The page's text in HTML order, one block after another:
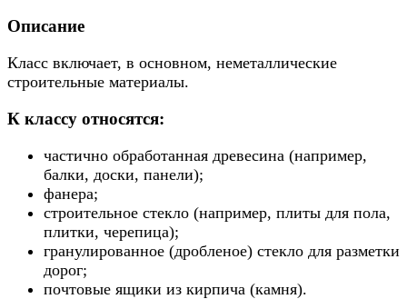
Описание
Класс включает, в основном, неметаллические
строительные материалы.
К классу относятся:
частично обработанная древесина (например,
балки, доски, панели);
фанера;
строительное стекло (например, плиты для пола,
плитки, черепица);
гранулированное (дробленое) стекло для разметки
дорог;
почтовые ящики из кирпича (камня).